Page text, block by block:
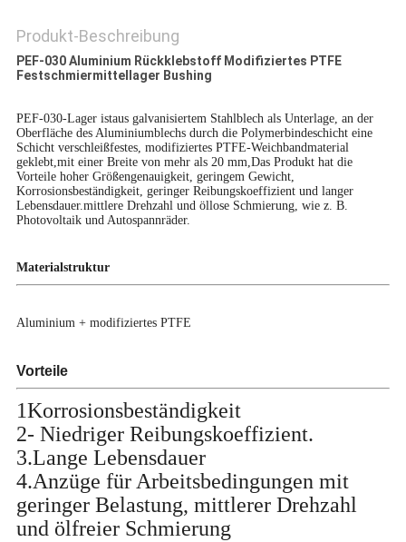
PRIVACY
POLICY
Produkt-Beschreibung
PEF-030 Aluminium Rückklebstoff Modifiziertes PTFE
Festschmiermittellager Bushing
PEF-030-Lager istaus galvanisiertem Stahlblech als Unterlage, an der
Oberfläche des Aluminiumblechs durch die Polymerbindeschicht eine
Schicht verschleißfestes, modifiziertes PTFE-Weichbandmaterial
geklebt,mit einer Breite von mehr als 20 mm,Das Produkt hat die
Vorteile hoher Größengenauigkeit, geringem Gewicht,
Korrosionsbeständigkeit, geringer Reibungskoeffizient und langer
Lebensdauer.mittlere Drehzahl und öllose Schmierung, wie z. B.
Photovoltaik und Autospannräder.
Materialstruktur
Aluminium + modifiziertes PTFE
Vorteile
1Korrosionsbeständigkeit
2- Niedriger Reibungskoeffizient.
3.Lange Lebensdauer
4.Anzüge für Arbeitsbedingungen mit
geringer Belastung, mittlerer Drehzahl
und ölfreier Schmierung